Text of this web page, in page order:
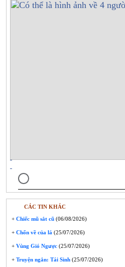
CÁC TIN KHÁC
+ Chiếc mũ sắt cũ (06/08/2026)
+ Chốn về của lá (25/07/2026)
+ Vùng Gió Ngược (25/07/2026)
+ Truyện ngắn: Tái Sinh (25/07/2026)